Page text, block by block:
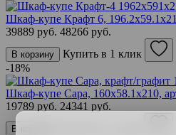
Шкаф-купе Крафт 6,
39889 руб. 48266 руб.
В корзину
Купить в 1 клик
-18%
Шкаф-купе Сара, 160х58.1х210,
19789 руб. 24341 руб.
В корзину